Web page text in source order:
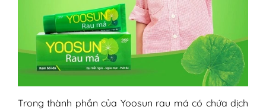
Trong thành phần của Yoosun rau má có chứa dịch